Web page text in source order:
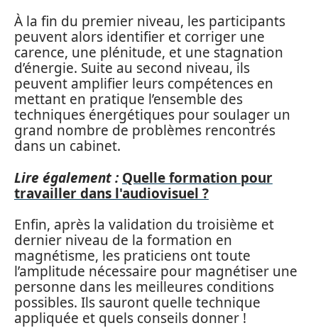
À la fin du premier niveau, les participants
peuvent alors identifier et corriger une
carence, une plénitude, et une stagnation
d’énergie. Suite au second niveau, ils
peuvent amplifier leurs compétences en
mettant en pratique l’ensemble des
techniques énergétiques pour soulager un
grand nombre de problèmes rencontrés
dans un cabinet.
Lire également : Quelle formation pour
travailler dans l'audiovisuel ?
Enfin, après la validation du troisième et
dernier niveau de la formation en
magnétisme, les praticiens ont toute
l’amplitude nécessaire pour magnétiser une
personne dans les meilleures conditions
possibles. Ils sauront quelle technique
appliquée et quels conseils donner !